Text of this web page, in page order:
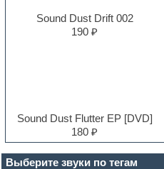
Выберите звуки по тегам
Sound Dust Drift 002
190 ₽
Sound Dust Flutter EP [DVD]
180 ₽